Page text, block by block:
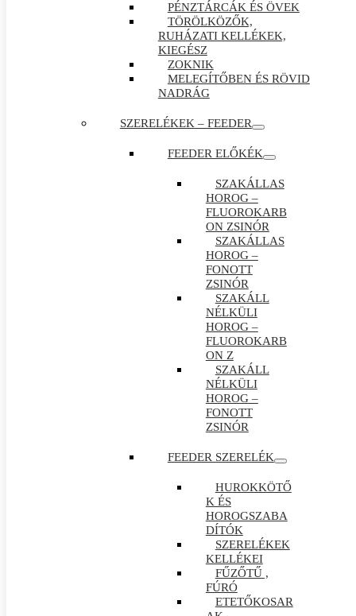
PÉNZTÁRCÁK ÉS ÖVEK
TÖRÖLKÖZŐK,
RUHÁZATI KELLÉKEK,
KIEGÉSZ
ZOKNIK
MELEGÍTŐBEN ÉS RÖVID
NADRÁG
SZERELÉKEK – FEEDER
FEEDER ELŐKÉK
SZAKÁLLAS
HOROG –
FLUOROKARB
ON ZSINÓR
SZAKÁLLAS
HOROG –
FONOTT
ZSINÓR
SZAKÁLL
NÉLKÜLI
HOROG –
FLUOROKARB
ON Z
SZAKÁLL
NÉLKÜLI
HOROG –
FONOTT
ZSINÓR
FEEDER SZERELÉK
HUROKKÖTŐ
K ÉS
HOROGSZABA
DÍTÓK
SZERELÉKEK
KELLÉKEI
FŰZŐTŰ ,
FÚRÓ
ETETŐKOSAR